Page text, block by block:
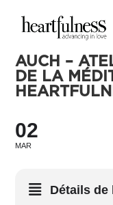
AUCH –
DE LA
02
MAR
Détails de